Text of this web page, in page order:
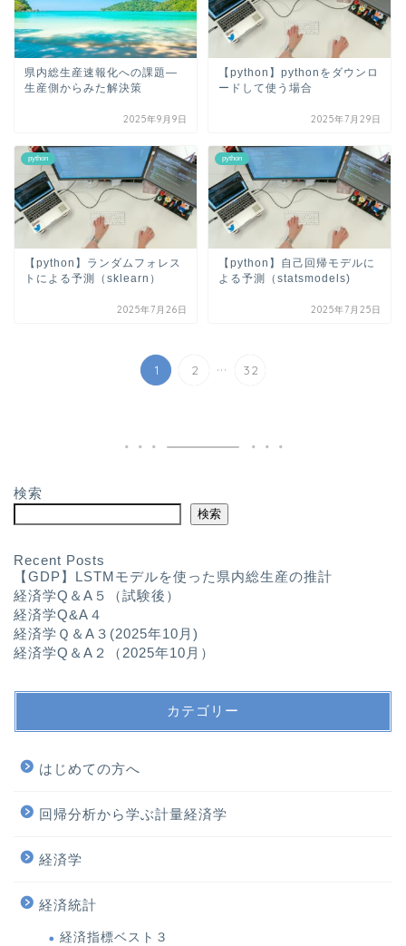
県内総生産速報化への課題―
生産側からみた解決策
2025年9月9日
【python】pythonをダウンロ
ードして使う場合
2025年7月29日
python
【python】ランダムフォレス
トによる予測（sklearn）
2025年7月26日
python
【python】自己回帰モデルに
よる予測（statsmodels)
2025年7月25日
1 2 ... 32
検索
検索
Recent Posts
【GDP】LSTMモデルを使った県内総生産の推計
経済学Q＆A５（試験後）
経済学Q&A４
経済学Ｑ＆A３(2025年10月)
経済学Q＆A２（2025年10月）
カテゴリー
はじめての方へ
回帰分析から学ぶ計量経済学
経済学
経済統計
経済指標ベスト３